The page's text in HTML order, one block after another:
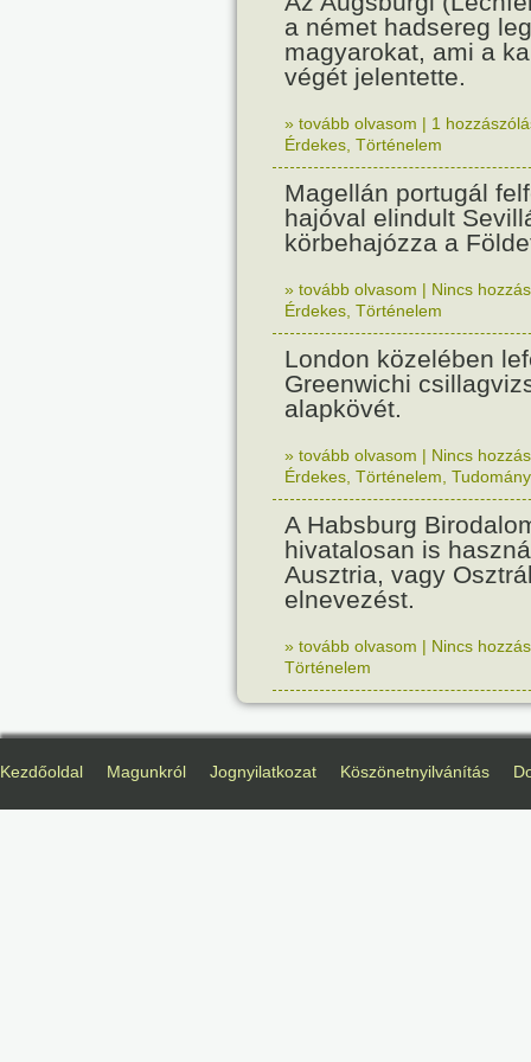
a német hadsereg
magyarokat, ami a
végét jelentette.
» tovább olvasom | 1
Érdekes Történelem
Magellán portugál
hajóval elindult
körbehajózza a
» tovább olvasom | Nincs
Érdekes Történelem
London közelében
Greenwichi
alapkövét.
» tovább olvasom | Nincs
Érdekes Történelem Tudomány
A Habsburg
hivatalosan is
Ausztria, vagy
elnevezést.
» tovább olvasom | Nincs
Történelem
Kezdőoldal Magunkról Jognyilatkozat Köszönetnyilvánítás